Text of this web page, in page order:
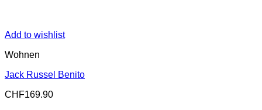
Add to wishlist
Wohnen
Jack Russel Benito
CHF169.90